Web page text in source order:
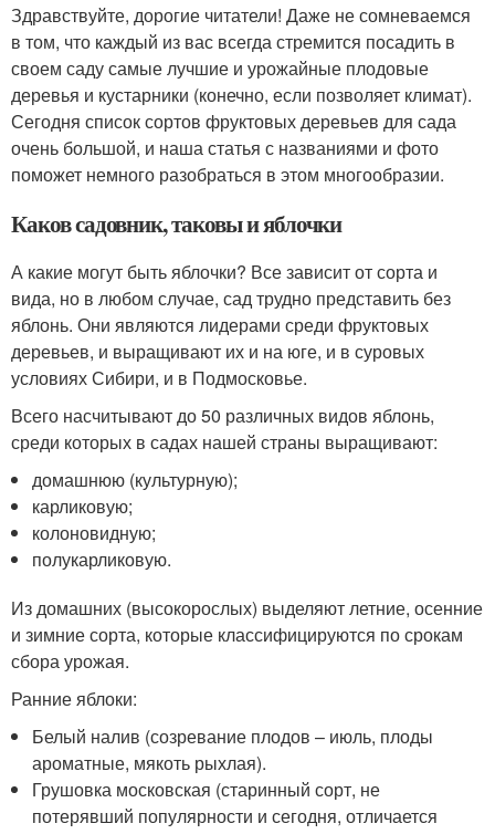
Здравствуйте, дорогие читатели! Даже не сомневаемся
в том, что каждый из вас всегда стремится посадить в
своем саду самые лучшие и урожайные плодовые
деревья и кустарники (конечно, если позволяет климат).
Сегодня список сортов фруктовых деревьев для сада
очень большой, и наша статья с названиями и фото
поможет немного разобраться в этом многообразии.
Каков садовник, таковы и яблочки
А какие могут быть яблочки? Все зависит от сорта и
вида, но в любом случае, сад трудно представить без
яблонь. Они являются лидерами среди фруктовых
деревьев, и выращивают их и на юге, и в суровых
условиях Сибири, и в Подмосковье.
Всего насчитывают до 50 различных видов яблонь,
среди которых в садах нашей страны выращивают:
домашнюю (культурную);
карликовую;
колоновидную;
полукарликовую.
Из домашних (высокорослых) выделяют летние, осенние
и зимние сорта, которые классифицируются по срокам
сбора урожая.
Ранние яблоки:
Белый налив (созревание плодов – июль, плоды
ароматные, мякоть рыхлая).
Грушовка московская (старинный сорт, не
потерявший популярности и сегодня, отличается